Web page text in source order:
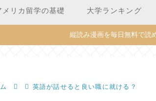
メリカ留学の基礎 大学ランキング
縦読み漫画を毎日無料で読
英語が話せると良い職に就ける？